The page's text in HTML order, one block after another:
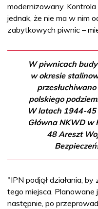
modernizowany.
jednak, że nie ma w nim
zabytkowych piwnic –
W piwnicach
w okresie
polskiego
W latach 1944-45
Główna NKWD w
48 Areszt
"IPN podjął działania,
tego miejsca. Planowane
następnie, po